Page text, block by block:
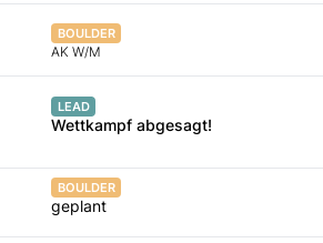
BOULDER
AK W/M
LEAD
Wettkampf abgesagt!
BOULDER
geplant